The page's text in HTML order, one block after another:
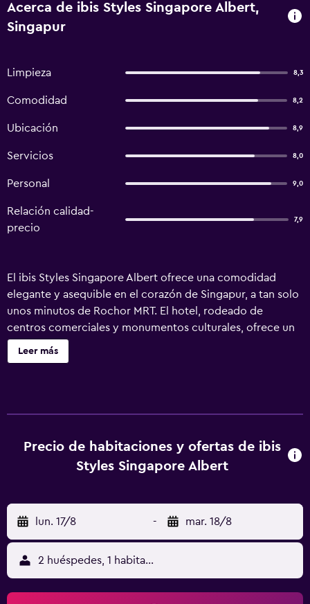
Acerca de ibis Styles Singapore Albert,
Singapur
Limpieza 8,3
Comodidad 8,2
Ubicación 8,9
Servicios 8,0
Personal 9,0
Relación calidad-
precio
7,9
El ibis Styles Singapore Albert ofrece una comodidad
elegante y asequible en el corazón de Singapur, a tan solo
unos minutos de Rochor MRT. El hotel, rodeado de
centros comerciales y monumentos culturales, ofrece un
diseño vibrante, servicios esenciales, piscina en la azotea y
WIFI gratuito. Ideal para viajeros inteligentes que buscan
Leer más
Precio de habitaciones y ofertas de ibis
Styles Singapore Albert
lun. 17/8 - mar. 18/8
2 huéspedes, 1 habitación